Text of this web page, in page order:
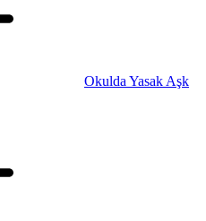
Okulda Yasak Aşk